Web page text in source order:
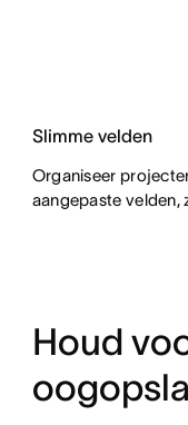
Slimme velden
Organiseer
aangepaste velden,
Houd